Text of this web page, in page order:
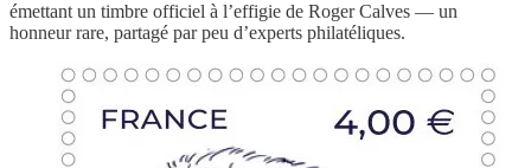
émettant un timbre officiel à l’effigie de Roger Calves — un
honneur rare, partagé par peu d’experts philatéliques.